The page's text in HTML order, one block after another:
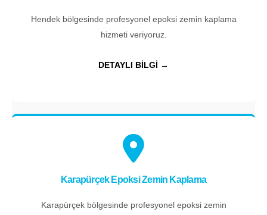
Hendek bölgesinde profesyonel epoksi zemin kaplama
hizmeti veriyoruz.
DETAYLI BİLGİ →
Karapürçek Epoksi Zemin Kaplama
Karapürçek bölgesinde profesyonel epoksi zemin